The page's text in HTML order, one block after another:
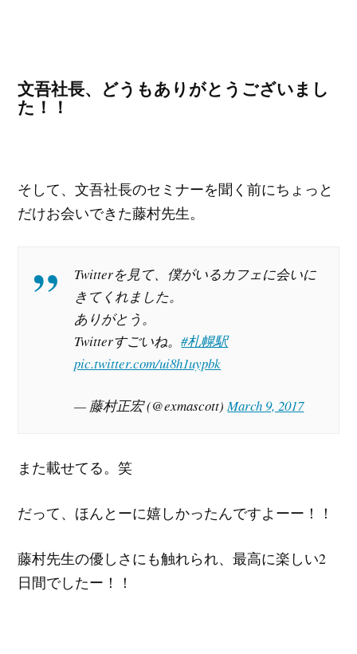
文吾社長、どうもありがとうございまし
た！！
そして、文吾社長のセミナーを聞く前にちょっと
だけお会いできた藤村先生。
Twitterを見て、僕がいるカフェに会いに
きてくれました。
ありがとう。
Twitterすごいね。#札幌駅
pic.twitter.com/ui8h1uypbk
— 藤村正宏 (@exmascott)March 9, 2017
また載せてる。笑
だって、ほんとーに嬉しかったんですよーー！！
藤村先生の優しさにも触れられ、最高に楽しい2
日間でしたー！！